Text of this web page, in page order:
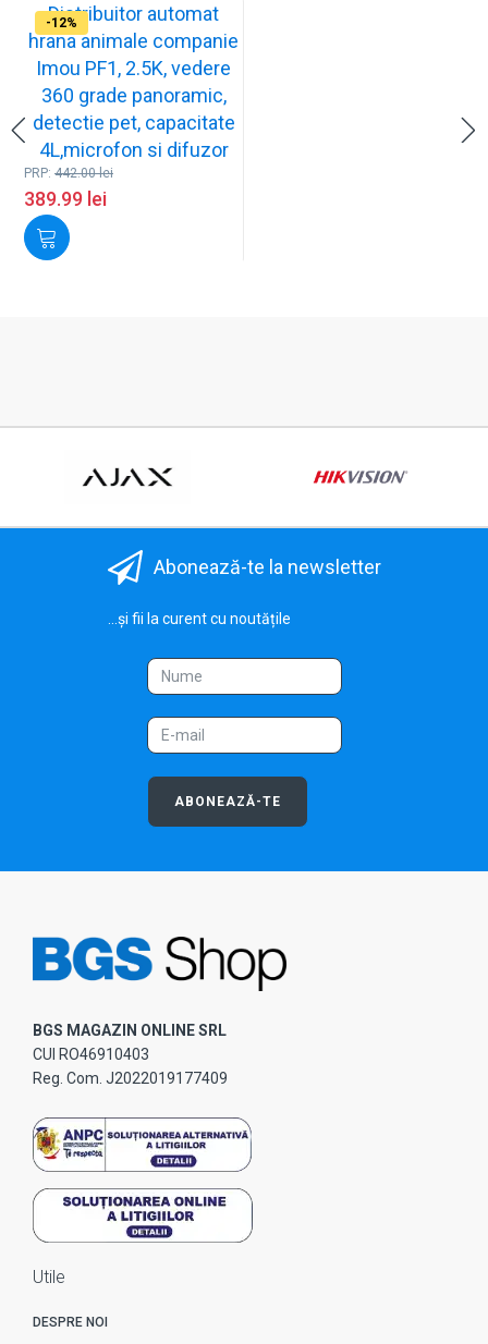
-12%
Distribuitor automat
hrana animale companie
Imou PF1, 2.5K, vedere
360 grade panoramic,
detectie pet, capacitate
4L,microfon si difuzor
PRP: 442.00lei
389.99 lei
Abonează-te la newsletter
...și fii la curent cu noutățile
ABONEAZĂ-TE
BGS MAGAZIN ONLINE SRL
CUI RO46910403
Reg. Com. J2022019177409
Utile
DESPRE NOI